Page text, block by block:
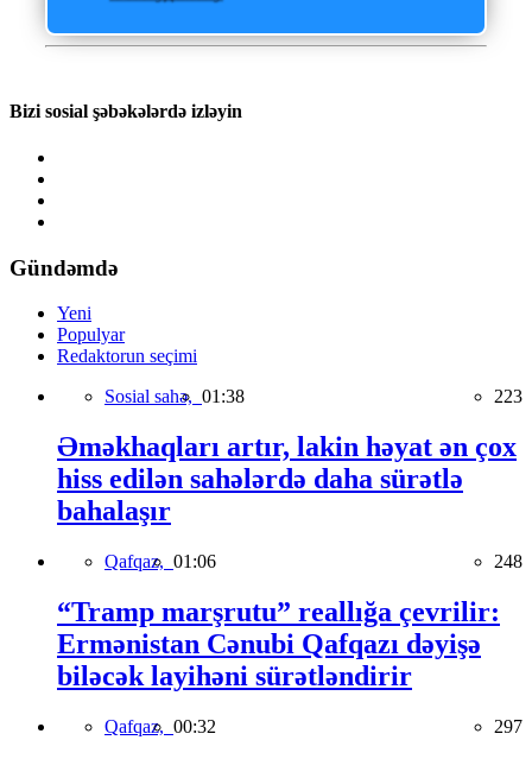
Bizi sosial şəbəkələrdə izləyin
Gündəmdə
Yeni
Populyar
Redaktorun seçimi
Sosial sahə, 01:38 223
Əməkhaqları artır, lakin həyat ən çox
hiss edilən sahələrdə daha sürətlə
bahalaşır
Qafqaz, 01:06 248
“Tramp marşrutu” reallığa çevrilir:
Ermənistan Cənubi Qafqazı dəyişə
biləcək layihəni sürətləndirir
Qafqaz, 00:32 297